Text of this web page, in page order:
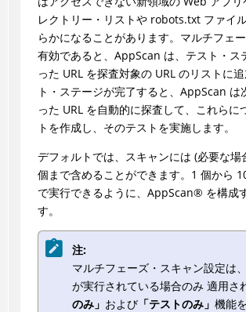
レクトリー・リストや robots.txt ファイ
らかになることがあります。マルチフェ
有効であると、 AppScan は、テスト・ス
った URL を探査対象の URL のリストに
ト・ステージが完了すると、 AppScan は
った URL を自動的に探査して、これらに
トを作成し、そのテストを実施します。
デフォルトでは、スキャンには (必要な場
個まで含めることができます。1 個から
で実行できるように、 AppScan® を構成
す。
注:
マルチフェーズ・スキャン設定は
が実行されている場合のみ 適用さ
のみ」 および「テストのみ」 機能